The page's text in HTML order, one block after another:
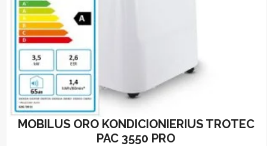
MOBILUS ORO KONDICIONIERIUS TROTEC
PAC 3550 PRO